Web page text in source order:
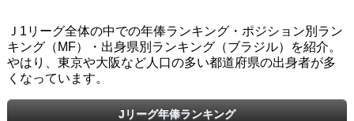
Ｊ1リーグ全体の中での年俸ランキング・ポジション別ラン
キング（MF）・出身県別ランキング（ブラジル）を紹介。
やはり、東京や大阪など人口の多い都道府県の出身者が多
くなっています。
Jリーグ年俸ランキング